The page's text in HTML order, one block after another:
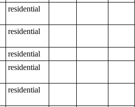
residential
residential
residential
residential
residential